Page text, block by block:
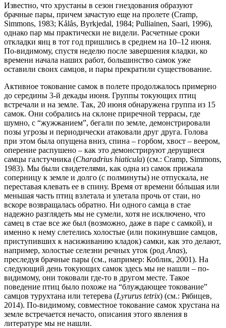
Известно, что хрустаны в сезон гнездования образуют
брачные пары, причем зачастую еще на пролете (Cramp,
Simmons, 1983; Kålås, Byrkjedal, 1984; Pulliainen, Saari, 1996),
однако пар мы практически не видели. Расчетные сроки
откладки яиц в тот год пришлись в среднем на 10–12 июня.
По-видимому, спустя неделю после завершения кладки, ко
времени начала наших работ, большинство самок уже
оставили своих самцов, и пары прекратили существование.
Активное токование самок в полете продолжалось примерно
до середины 3-й декады июня. Группы токующих птиц
встречали и на земле. Так, 20 июня обнаружена группа из 15
самок. Они собрались на склоне приречной террасы, где
шумно, с “жужжанием”, бегали по земле, демонстрировали
позы угрозы и периодически атаковали друг друга. Голова
при этом была опущена вниз, спина – горбом, хвост – веером,
оперение распушено – как это демонстрируют дерущиеся
самцы галстучника (Charadrius hiaticula) (см.: Cramp, Simmons,
1983). Мы были свидетелями, как одна из самок прижала
соперницу к земле и долго (с полминуты) не отпускала, не
переставая клевать ее в спину. Время от времени бóльшая или
меньшая часть птиц взлетала и улетала прочь от стаи, но
вскоре возвращалась обратно. Ни одного самца в стае
надежно разглядеть мы не сумели, хотя не исключено, что
самец в стае все же был (возможно, даже в паре с самкой), и
именно к нему слетелись холостые (или покинувшие самцов,
приступивших к насиживанию кладок) самки, как это делают,
например, холостые селезни речных уток (род Anas),
преследуя брачные пары (см., например: Коблик, 2001). На
следующий день токующих самок здесь мы не нашли – по-
видимому, они токовали где-то в другом месте. Такое
поведение птиц было похоже на “блуждающее токование”
самцов турухтана или тетерева (Lyrurus tetrix) (см.: Рябицев,
2014). По-видимому, совместное токование самок хрустана на
земле встречается нечасто, описания этого явления в
литературе мы не нашли.